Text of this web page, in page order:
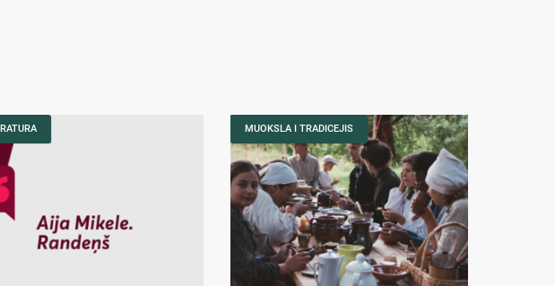
MUOKSLA I TRADICEJIS